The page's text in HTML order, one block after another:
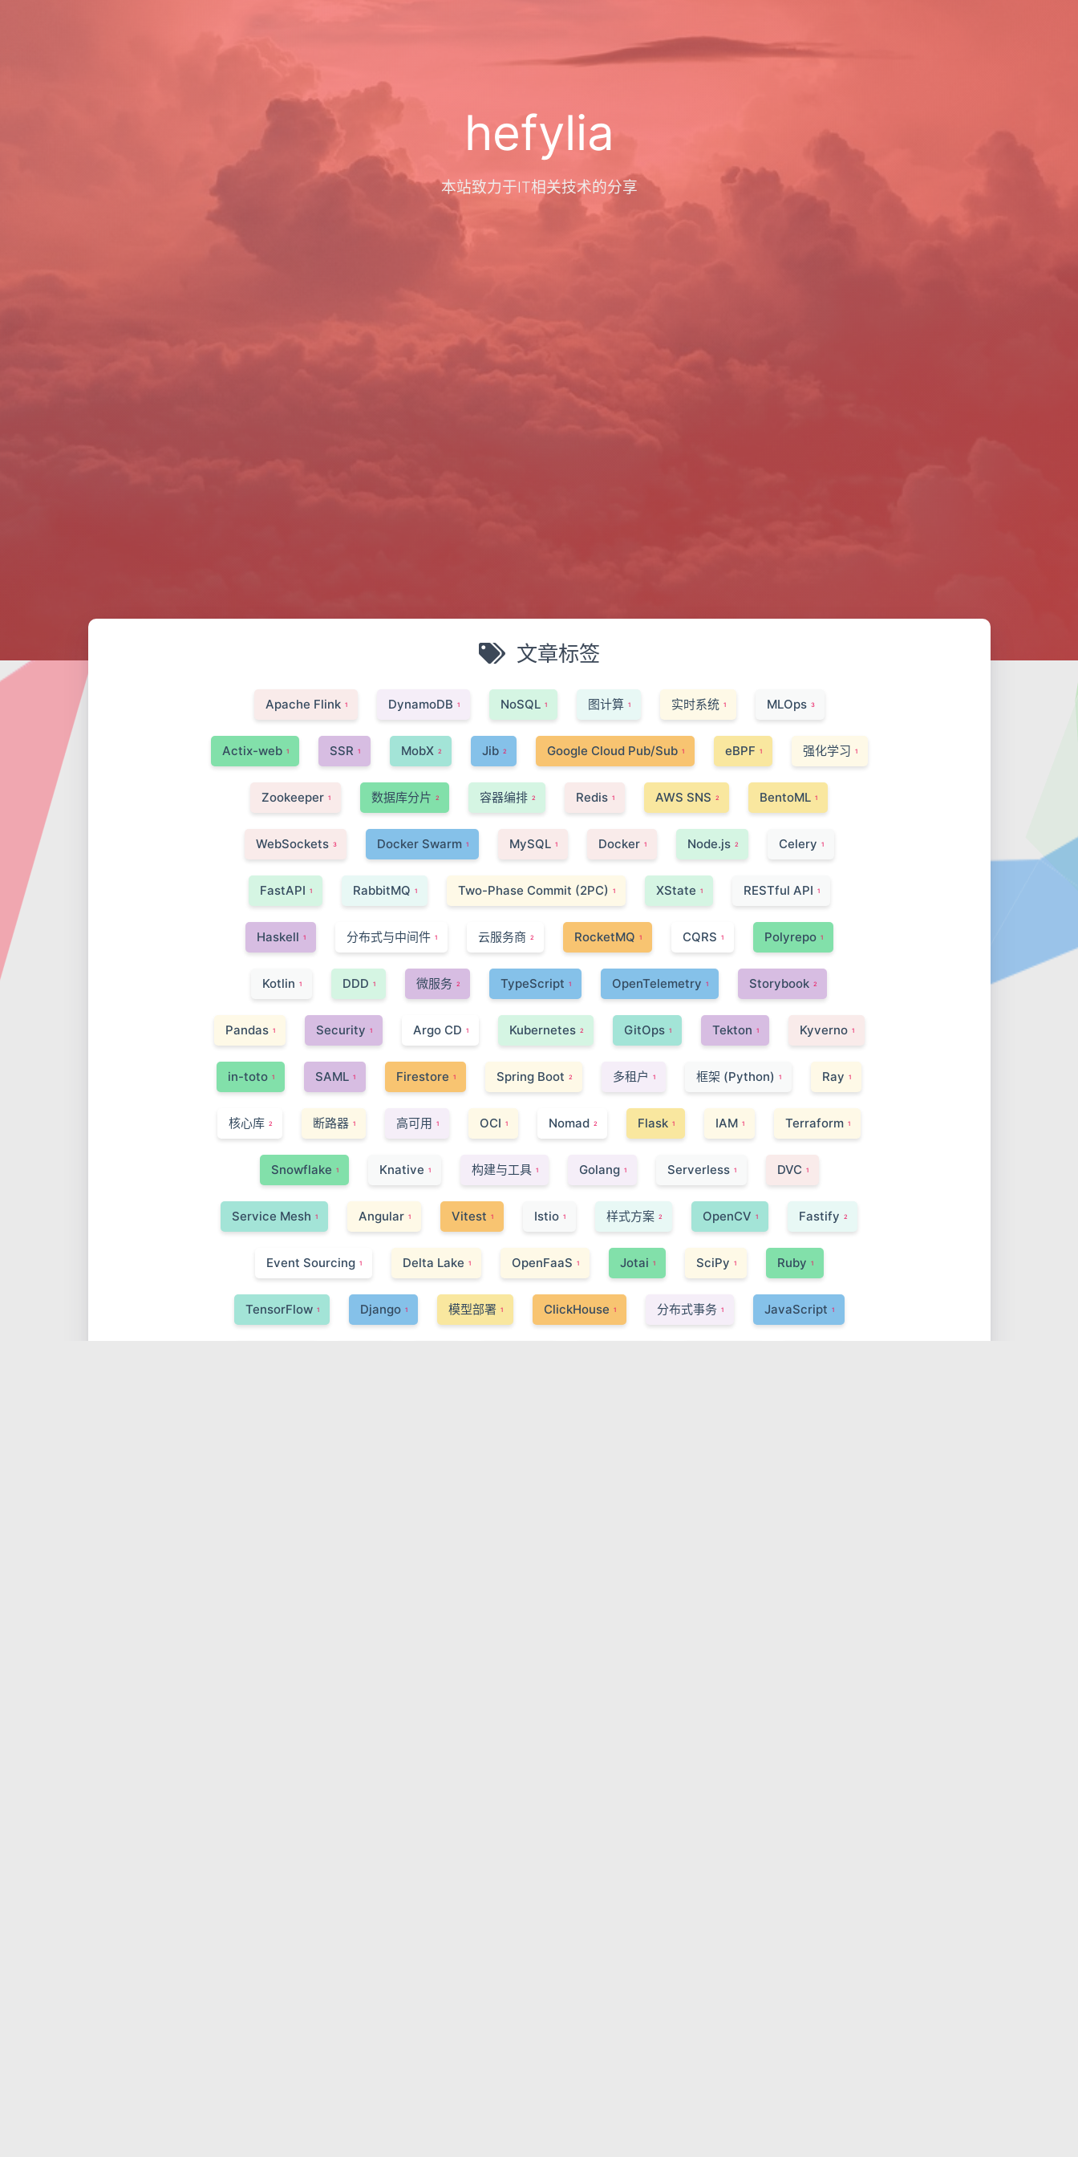
hefylia
本站致力于IT相关技术的分享
文章标签
Apache Flink 1 DynamoDB 1 NoSQL 1 图计算 1 实时系统 1 MLOps 3
Actix-web 1 SSR 1 MobX 2 Jib 2 Google Cloud Pub/Sub 1 eBPF 1 强化学习 1
Zookeeper 1 数据库分片 2 容器编排 2 Redis 1 AWS SNS 2 BentoML 1
WebSockets 3 Docker Swarm 1 MySQL 1 Docker 1 Node.js 2 Celery 1
FastAPI 1 RabbitMQ 1 Two-Phase Commit (2PC) 1 XState 1 RESTful API 1
Haskell 1 分布式与中间件 1 云服务商 2 RocketMQ 1 CQRS 1 Polyrepo 1
Kotlin 1 DDD 1 微服务 2 TypeScript 1 OpenTelemetry 1 Storybook 2
Pandas 1 Security 1 Argo CD 1 Kubernetes 2 GitOps 1 Tekton 1 Kyverno 1
in-toto 1 SAML 1 Firestore 1 Spring Boot 2 多租户 1 框架 (Python) 1 Ray 1
核心库 2 断路器 1 高可用 1 OCI 1 Nomad 2 Flask 1 IAM 1 Terraform 1
Snowflake 1 Knative 1 构建与工具 1 Golang 1 Serverless 1 DVC 1
Service Mesh 1 Angular 1 Vitest 1 Istio 1 样式方案 2 OpenCV 1 Fastify 2
Event Sourcing 1 Delta Lake 1 OpenFaaS 1 Jotai 1 SciPy 1 Ruby 1
TensorFlow 1 Django 1 模型部署 1 ClickHouse 1 分布式事务 1 JavaScript 1